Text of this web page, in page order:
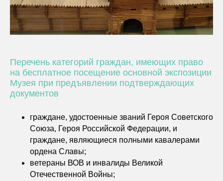
Перечень категорий граждан, имеющих право
на бесплатное посещение основной экспозиции
Музея при предъявлении подтверждающих
документов
граждане, удостоенные званий Героя Советского
Союза, Героя Российской Федерации, и
граждане, являющиеся полными кавалерами
ордена Славы;
ветераны ВОВ и инвалиды Великой
Отечественной Войны;